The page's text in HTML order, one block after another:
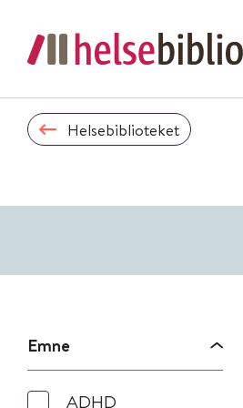
Helsebiblioteket
Emne
ADHD